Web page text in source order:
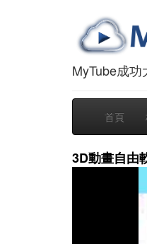
MyTube成
首頁
3D動畫自由